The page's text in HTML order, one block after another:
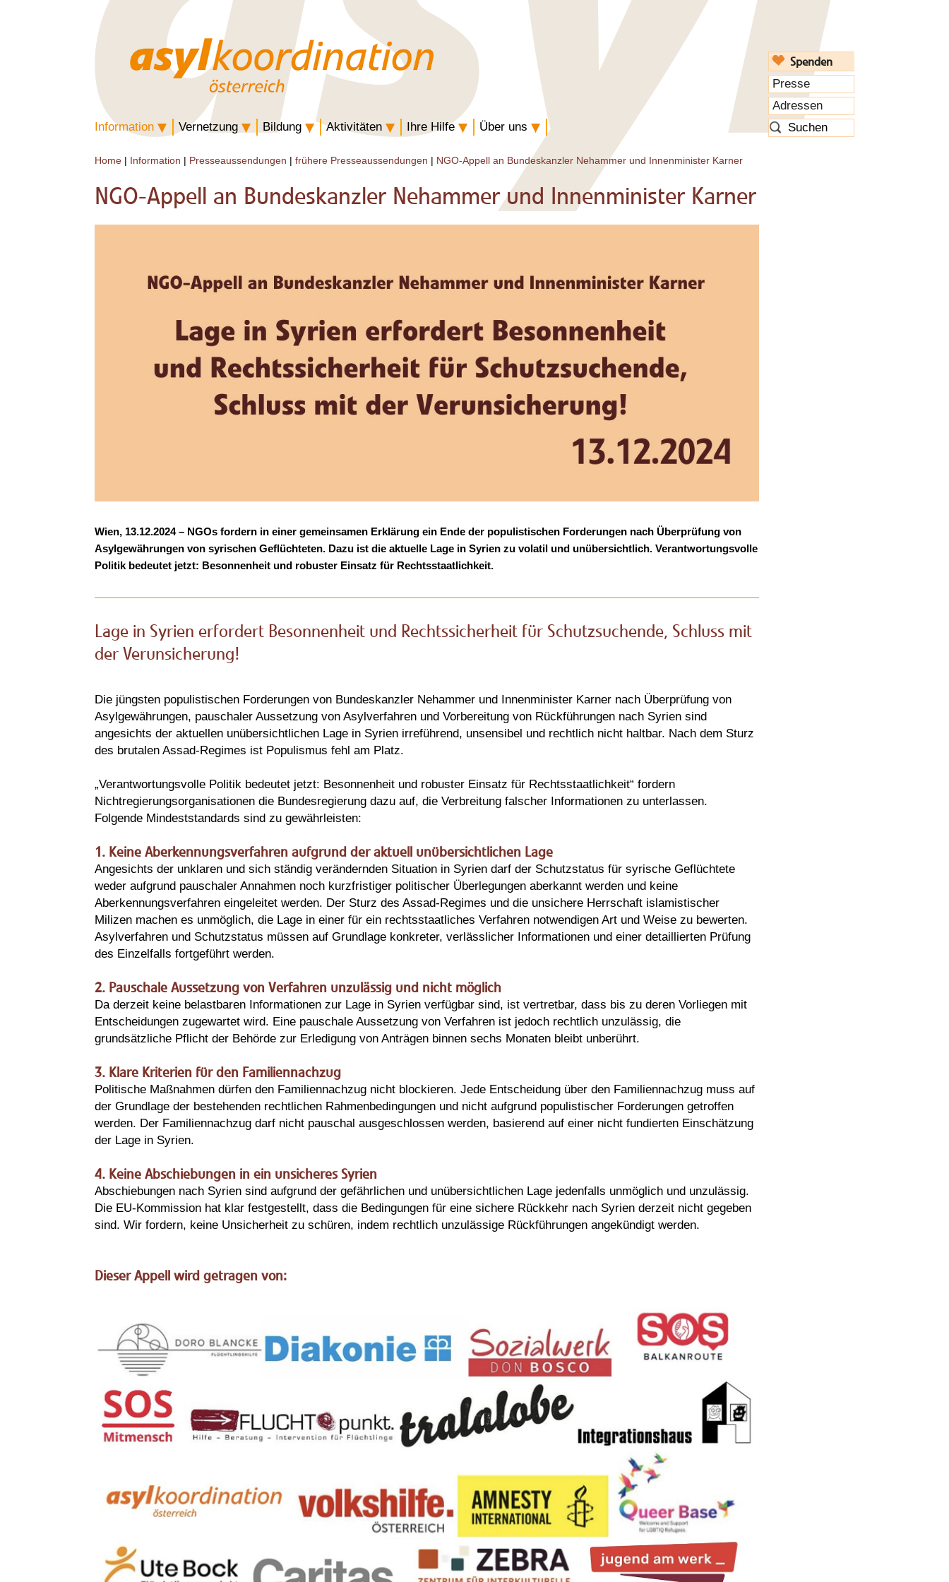
Spenden
Presse
Adressen
Information
Vernetzung Bildung Aktivitäten Ihre Hilfe Über uns
Home | Information | Presseaussendungen |frühere Presseaussendungen | NGO-Appell an Bundeskanzler Nehammer und Innenminister Karner
NGO-Appell an Bundeskanzler Nehammer und Innenminister Karner
Wien, 13.12.2024 – NGOs fordern in einer gemeinsamen Erklärung ein Ende der populistischen Forderungen nach Überprüfung von
Asylgewährungen von syrischen Geflüchteten. Dazu ist die aktuelle Lage in Syrien zu volatil und unübersichtlich. Verantwortungsvolle
Politik bedeutet jetzt: Besonnenheit und robuster Einsatz für Rechtsstaatlichkeit.
Lage in Syrien erfordert Besonnenheit und Rechtssicherheit für Schutzsuchende, Schluss mit
der Verunsicherung!
Die jüngsten populistischen Forderungen von Bundeskanzler Nehammer und Innenminister Karner nach Überprüfung von
Asylgewährungen, pauschaler Aussetzung von Asylverfahren und Vorbereitung von Rückführungen nach Syrien sind
angesichts der aktuellen unübersichtlichen Lage in Syrien irreführend, unsensibel und rechtlich nicht haltbar. Nach dem Sturz
des brutalen Assad-Regimes ist Populismus fehl am Platz.
„Verantwortungsvolle Politik bedeutet jetzt: Besonnenheit und robuster Einsatz für Rechtsstaatlichkeit“ fordern
Nichtregierungsorganisationen die Bundesregierung dazu auf, die Verbreitung falscher Informationen zu unterlassen.
Folgende Mindeststandards sind zu gewährleisten:
1. Keine Aberkennungsverfahren aufgrund der aktuell unübersichtlichen Lage
Angesichts der unklaren und sich ständig verändernden Situation in Syrien darf der Schutzstatus für syrische Geflüchtete
weder aufgrund pauschaler Annahmen noch kurzfristiger politischer Überlegungen aberkannt werden und keine
Aberkennungsverfahren eingeleitet werden. Der Sturz des Assad-Regimes und die unsichere Herrschaft islamistischer
Milizen machen es unmöglich, die Lage in einer für ein rechtsstaatliches Verfahren notwendigen Art und Weise zu bewerten.
Asylverfahren und Schutzstatus müssen auf Grundlage konkreter, verlässlicher Informationen und einer detaillierten Prüfung
des Einzelfalls fortgeführt werden.
2. Pauschale Aussetzung von Verfahren unzulässig und nicht möglich
Da derzeit keine belastbaren Informationen zur Lage in Syrien verfügbar sind, ist vertretbar, dass bis zu deren Vorliegen mit
Entscheidungen zugewartet wird. Eine pauschale Aussetzung von Verfahren ist jedoch rechtlich unzulässig, die
grundsätzliche Pflicht der Behörde zur Erledigung von Anträgen binnen sechs Monaten bleibt unberührt.
3. Klare Kriterien für den Familiennachzug
Politische Maßnahmen dürfen den Familiennachzug nicht blockieren. Jede Entscheidung über den Familiennachzug muss auf
der Grundlage der bestehenden rechtlichen Rahmenbedingungen und nicht aufgrund populistischer Forderungen getroffen
werden. Der Familiennachzug darf nicht pauschal ausgeschlossen werden, basierend auf einer nicht fundierten Einschätzung
der Lage in Syrien.
4. Keine Abschiebungen in ein unsicheres Syrien
Abschiebungen nach Syrien sind aufgrund der gefährlichen und unübersichtlichen Lage jedenfalls unmöglich und unzulässig.
Die EU-Kommission hat klar festgestellt, dass die Bedingungen für eine sichere Rückkehr nach Syrien derzeit nicht gegeben
sind. Wir fordern, keine Unsicherheit zu schüren, indem rechtlich unzulässige Rückführungen angekündigt werden.
Dieser Appell wird getragen von: